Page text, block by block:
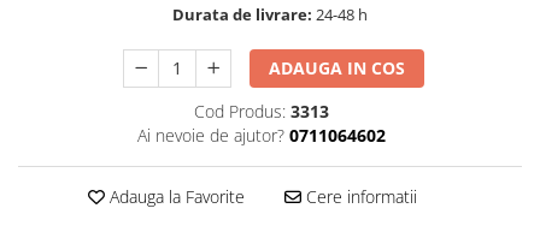
Supliment Vitamina C
Supliment Vitamina D3
Supliment Zinc
Tincturi si Gemoderivate
Tuse gat si respiratie
Durata de livrare: 24-48 h
ADAUGA IN COS
Cod Produs: 3313
Ai nevoie de ajutor? 0711064602
Adauga la Favorite Cere informatii